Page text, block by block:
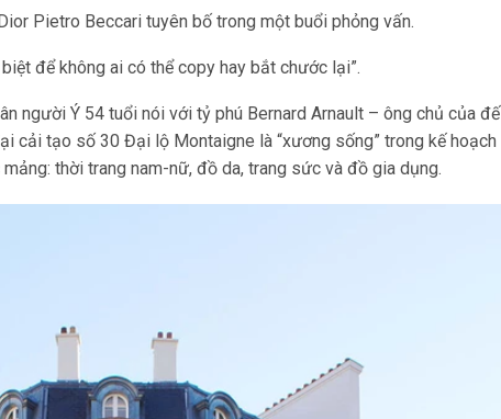
Pietro Beccari tuyên bố trong một buổi phỏng vấn.
để không ai có thể copy hay bắt chước lại”.
người Ý 54 tuổi nói với tỷ phú Bernard Arnault – ông chủ của đế
cải tạo số 30 Đại lộ Montaigne là “xương sống” trong kế hoạch
thời trang nam-nữ, đồ da, trang sức và đồ gia dụng.